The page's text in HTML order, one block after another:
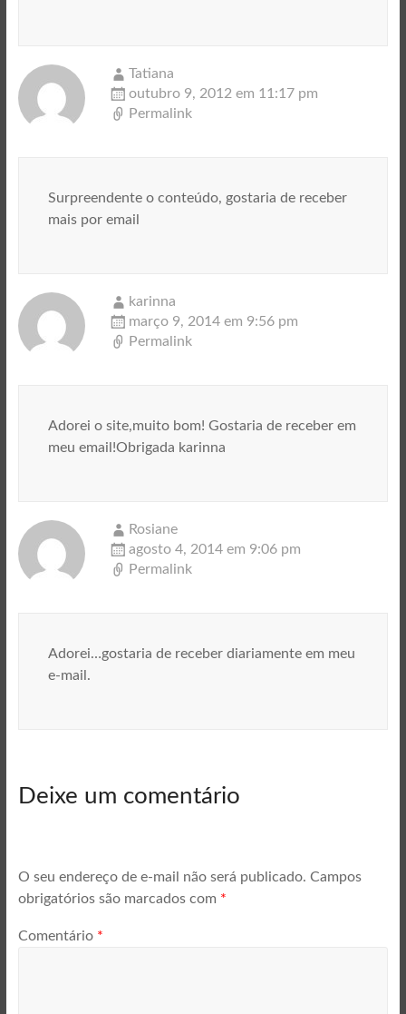
Tatiana
outubro 9, 2012 em 11:17 pm
Permalink
Surpreendente o conteúdo, gostaria de receber
mais por email
karinna
março 9, 2014 em 9:56 pm
Permalink
Adorei o site,muito bom! Gostaria de receber em
meu email!Obrigada karinna
Rosiane
agosto 4, 2014 em 9:06 pm
Permalink
Adorei…gostaria de receber diariamente em meu
e-mail.
Deixe um comentário
O seu endereço de e-mail não será publicado. Campos
obrigatórios são marcados com *
Comentário *